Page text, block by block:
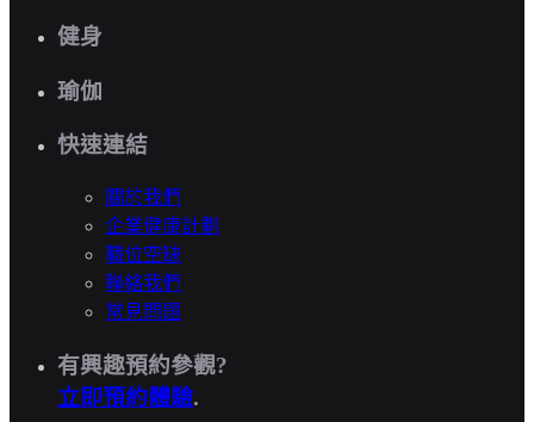
健身
瑜伽
快速連結
關於我們
企業健康計劃
職位空缺
聯絡我們
常見問題
有興趣預約參觀?
立即預約體驗.